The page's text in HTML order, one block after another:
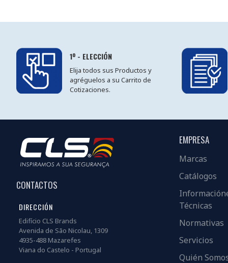
1º - ELECCIÓN
Elija todos sus Productos y
agréguelos a su Carrito de
Cotizaciones.
CONTACTOS
DIRECCIÓN
Edifício CLS Brands
Avenida de São Nicolau, 1309
4935-488 Mazarefes
Viana do Castelo - Portugal
EMPRESA
Marcas
Catálogos
Técnicas
Normativas
Servicios
Quién